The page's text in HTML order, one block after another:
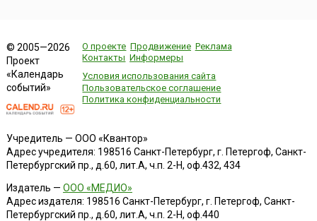
© 2005—2026
Проект
«Календарь
событий»
О проекте Продвижение Реклама
Контакты Информеры
Условия использования сайта
Пользовательское соглашение
Политика конфиденциальности
Учредитель — ООО «Квантор»
Адрес учредителя: 198516 Санкт-Петербург, г. Петергоф, Санкт-
Петербургский пр., д.60, лит.А, ч.п. 2-Н, оф.432, 434
Издатель — ООО «МЕДИО»
Адрес издателя: 198516 Санкт-Петербург, г. Петергоф, Санкт-
Петербургский пр., д.60, лит.А, ч.п. 2-Н, оф.440